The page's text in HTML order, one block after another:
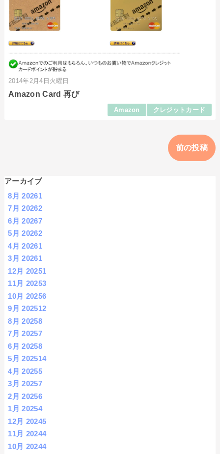
2014年2月4日火曜日
Amazon Card 再び
Amazon クレジットカード
前の投稿
アーカイブ
8月 20261
7月 20262
6月 20267
5月 20262
4月 20261
3月 20261
12月 20251
11月 20253
10月 20256
9月 202512
8月 20258
7月 20257
6月 20258
5月 202514
4月 20255
3月 20257
2月 20256
1月 20254
12月 20245
11月 20244
10月 20244